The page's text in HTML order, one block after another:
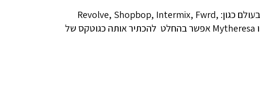
המותג זוכה לאהדה רבה ונוכחות באתרי הסחר המובילים בעולם כגון: Revolve, Shopbop, Intermix, Fwrd,
Bloomingdale’s והזמנות לעונה הבאה מ net a porter ו Mytheresa אפשר בהחלט להכתיר אותה כגוטקס של